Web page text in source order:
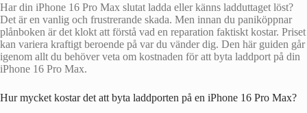
Har din iPhone 16 Pro Max slutat ladda eller känns ladduttaget löst?
Det är en vanlig och frustrerande skada. Men innan du paniköppnar
plånboken är det klokt att förstå vad en reparation faktiskt kostar. Priset
kan variera kraftigt beroende på var du vänder dig. Den här guiden går
igenom allt du behöver veta om kostnaden för att byta laddport på din
iPhone 16 Pro Max.
Hur mycket kostar det att byta laddporten på en iPhone 16 Pro Max?